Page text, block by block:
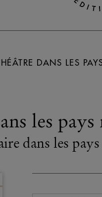
DANS LES
les
dans les